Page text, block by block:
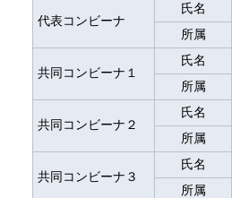
代表コンビーナ
氏名
所属
共同コンビーナ１
氏名
所属
共同コンビーナ２
氏名
所属
共同コンビーナ３
氏名
所属